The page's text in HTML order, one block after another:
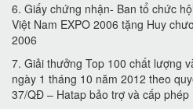
6. Giấy chứng nhận- Ban tổ chức
Việt Nam EXPO 2006 tặng Huy
2006
7. Giải thưởng Top 100 chất lượng
ngày 1 tháng 10 năm 2012 theo
37/QĐ – Hatap bảo trợ và cấp phép